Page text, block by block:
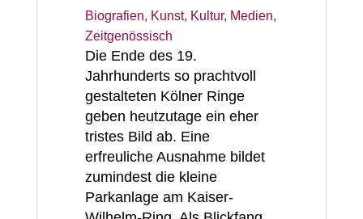
Biografien, Kunst, Kultur, Medien,
Zeitgenössisch
Die Ende des 19.
Jahrhunderts so prachtvoll
gestalteten Kölner Ringe
geben heutzutage ein eher
tristes Bild ab. Eine
erfreuliche Ausnahme bildet
zumindest die kleine
Parkanlage am Kaiser-